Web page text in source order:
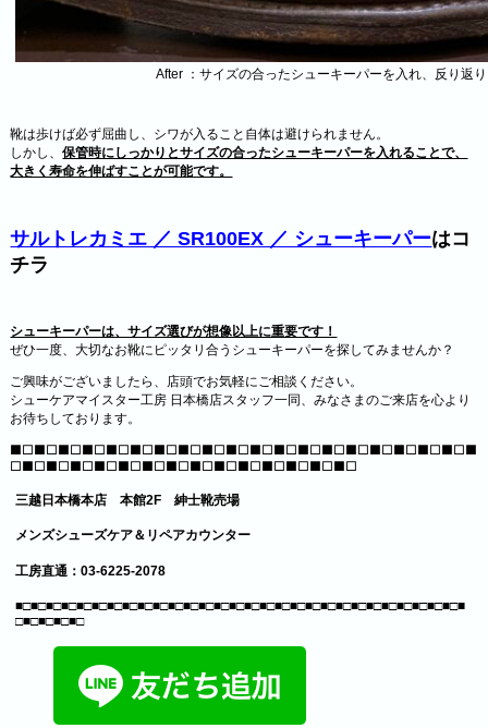
After ：サイズの合ったシューキーパーを入れ、反り返
靴は歩けば必ず屈曲し、シワが入ること自体は避けられません。
しかし、保管時にしっかりとサイズの合ったシューキーパーを入れることで、
大きく寿命を伸ばすことが可能です。
サルトレカミエ ／ SR100EX ／ シューキーパーはコ
チラ
シューキーパーは、サイズ選びが想像以上に重要です！
ぜひ一度、大切なお靴にピッタリ合うシューキーパーを探してみませんか？
ご興味がございましたら、店頭でお気軽にご相談ください。
シューケアマイスター工房 日本橋店スタッフ一同、みなさまのご来店を心より
お待ちしております。
■□■□■□■□■□■□■□■□■□■□■□■□■□■□■□■□■□■□■□■
□■□■□■□■□■□■□■□■□■□■□■□■□■□■□
三越日本橋本店 本館2F 紳士靴売場
メンズシューズケア＆リペアカウンター
工房直通：03-6225-2078
■□■□■□■□■□■□■□■□■□■□■□■□■□■□■□■□■□■□■□■□■□■□■□■□■□■□■□■□■□■
□■□■□■□■□